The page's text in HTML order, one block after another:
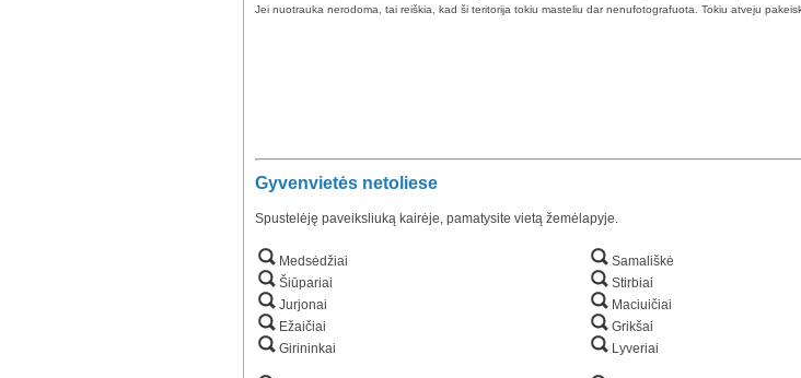
Jei nuotrauka nerodoma, tai reiškia, kad ši teritorija tokiu masteliu dar nenufotografuota. Tokiu atveju
Gyvenvietės netoliese
Spustelėję paveiksliuką kairėje, pamatysite vietą žemėlapyje.
Medsėdžiai
Šiūpariai
Jurjonai
Ežaičiai
Girininkai
Samališkė
Stirbiai
Maciuičiai
Grikšai
Lyveriai